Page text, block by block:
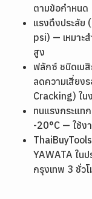
ตามข้อกำหนด
แรงดึงประลั
psi) — เหมาะ
สูง
ฟลักซ์ ชนิดเบ
ลดความเสี่ยง
Cracking) ใน
ทนแรงกระแ
-20°C — ใช้ง
YAWATA ใน
กรุงเทพ 3 ชั่ว